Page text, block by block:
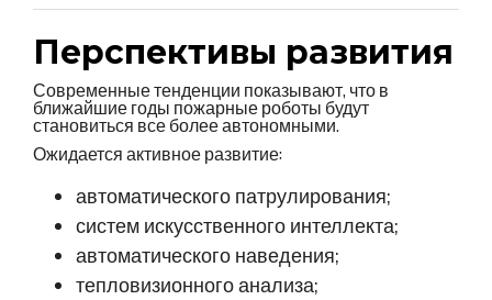
Перспективы развития
Современные тенденции показывают, что в
ближайшие годы пожарные роботы будут
становиться все более автономными.
Ожидается активное развитие:
автоматического патрулирования;
систем искусственного интеллекта;
автоматического наведения;
тепловизионного анализа;